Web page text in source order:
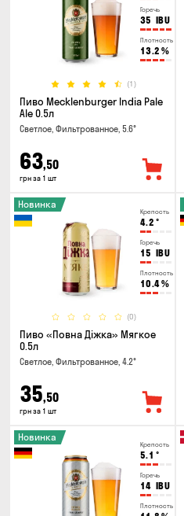
Горечь
35 IBU
Плотность
13.2 %
(1)
Пиво Mecklenburger India Pale
Ale 0.5л
Светлое, Фильтрованное, 5.6°
63,50
грн за 1 шт
Крепость
4.2 °
Горечь
15 IBU
Плотность
10.4%
(0)
Новинка
Пиво «Повна Діжка» Мягкое
0.5л
Светлое, Фильтрованное, 4.2°
35,50
грн за 1 шт
Крепость
5.1 °
Горечь
14 IBU
Плотность
Новинка